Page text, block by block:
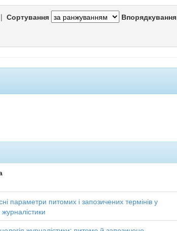
| Сортування Впорядкування
параметри питомих і запозичених термінів у
журналістики